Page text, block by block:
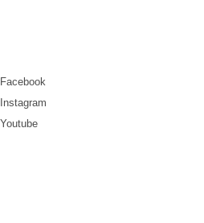
Facebook
Instagram
Youtube